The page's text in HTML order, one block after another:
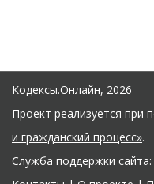
Кодексы.Онлайн, 2026
Проект реализуется при
и гражданский процесс».
Служба поддержки сайта: